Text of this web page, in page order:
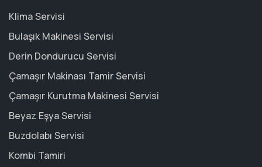
Klima Servisi
Bulaşık Makinesi Servisi
Derin Dondurucu Servisi
Çamaşır Makinası Tamir Servisi
Çamaşır Kurutma Makinesi Servisi
Beyaz Eşya Servisi
Buzdolabı Servisi
Kombi Tamiri